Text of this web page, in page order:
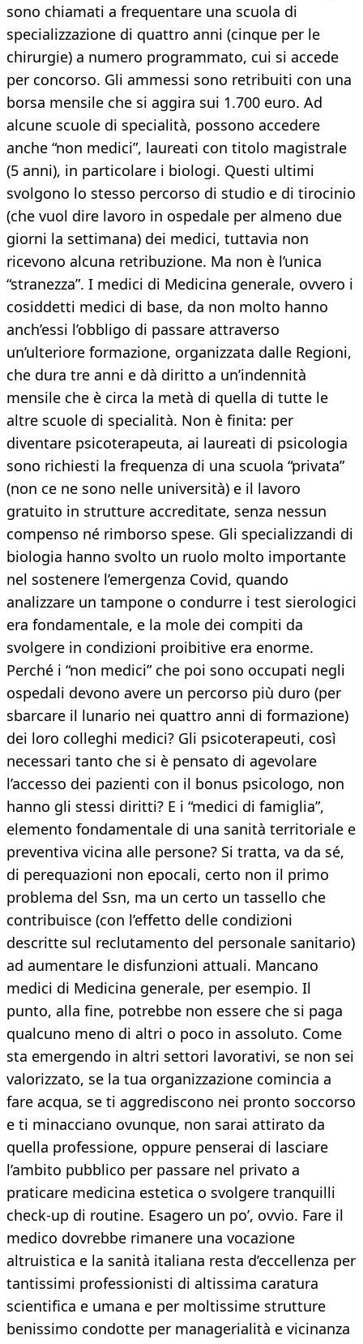
sono chiamati a frequentare una scuola di
specializzazione di quattro anni (cinque per le
chirurgie) a numero programmato, cui si accede
per concorso. Gli ammessi sono retribuiti con una
borsa mensile che si aggira sui 1.700 euro. Ad
alcune scuole di specialità, possono accedere
anche “non medici”, laureati con titolo magistrale
(5 anni), in particolare i biologi. Questi ultimi
svolgono lo stesso percorso di studio e di tirocinio
(che vuol dire lavoro in ospedale per almeno due
giorni la settimana) dei medici, tuttavia non
ricevono alcuna retribuzione. Ma non è l’unica
“stranezza”. I medici di Medicina generale, ovvero i
cosiddetti medici di base, da non molto hanno
anch’essi l’obbligo di passare attraverso
un’ulteriore formazione, organizzata dalle Regioni,
che dura tre anni e dà diritto a un’indennità
mensile che è circa la metà di quella di tutte le
altre scuole di specialità. Non è finita: per
diventare psicoterapeuta, ai laureati di psicologia
sono richiesti la frequenza di una scuola “privata”
(non ce ne sono nelle università) e il lavoro
gratuito in strutture accreditate, senza nessun
compenso né rimborso spese. Gli specializzandi di
biologia hanno svolto un ruolo molto importante
nel sostenere l’emergenza Covid, quando
analizzare un tampone o condurre i test sierologici
era fondamentale, e la mole dei compiti da
svolgere in condizioni proibitive era enorme.
Perché i “non medici” che poi sono occupati negli
ospedali devono avere un percorso più duro (per
sbarcare il lunario nei quattro anni di formazione)
dei loro colleghi medici? Gli psicoterapeuti, così
necessari tanto che si è pensato di agevolare
l’accesso dei pazienti con il bonus psicologo, non
hanno gli stessi diritti? E i “medici di famiglia”,
elemento fondamentale di una sanità territoriale e
preventiva vicina alle persone? Si tratta, va da sé,
di perequazioni non epocali, certo non il primo
problema del Ssn, ma un certo un tassello che
contribuisce (con l’effetto delle condizioni
descritte sul reclutamento del personale sanitario)
ad aumentare le disfunzioni attuali. Mancano
medici di Medicina generale, per esempio. Il
punto, alla fine, potrebbe non essere che si paga
qualcuno meno di altri o poco in assoluto. Come
sta emergendo in altri settori lavorativi, se non sei
valorizzato, se la tua organizzazione comincia a
fare acqua, se ti aggrediscono nei pronto soccorso
e ti minacciano ovunque, non sarai attirato da
quella professione, oppure penserai di lasciare
l’ambito pubblico per passare nel privato a
praticare medicina estetica o svolgere tranquilli
check-up di routine. Esagero un po’, ovvio. Fare il
medico dovrebbe rimanere una vocazione
altruistica e la sanità italiana resta d’eccellenza per
tantissimi professionisti di altissima caratura
scientifica e umana e per moltissime strutture
benissimo condotte per managerialità e vicinanza